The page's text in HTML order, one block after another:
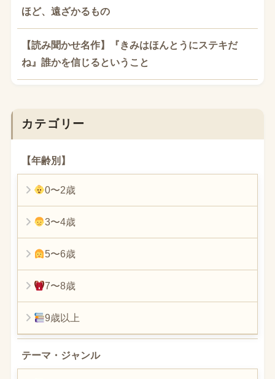
ほど、遠ざかるもの
【読み聞かせ名作】『きみはほんとうにステキだ
ね』誰かを信じるということ
カテゴリー
【年齢別】
0〜2歳
3〜4歳
5〜6歳
7〜8歳
9歳以上
テーマ・ジャンル